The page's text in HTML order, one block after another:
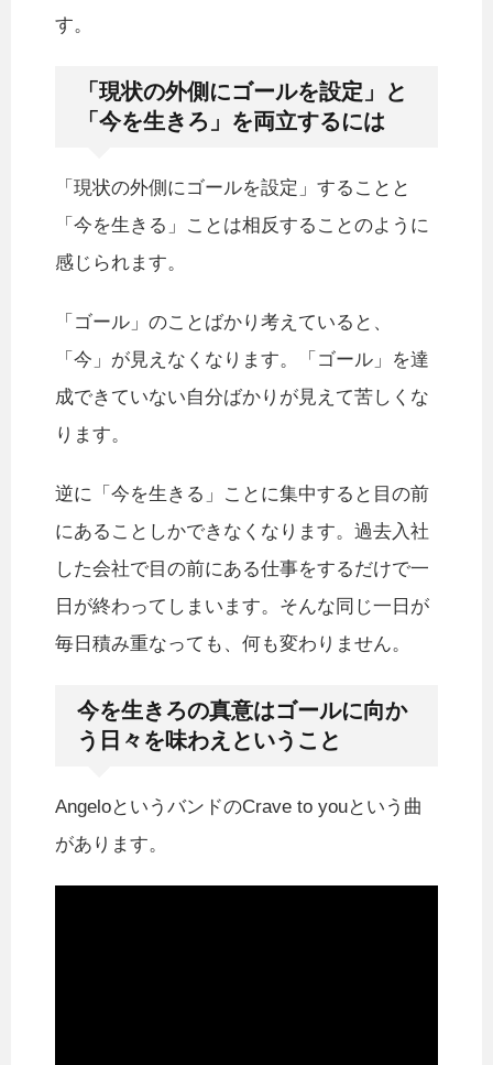
す。
「現状の外側にゴールを設定」と
「今を生きろ」を両立するには
「現状の外側にゴールを設定」することと
「今を生きる」ことは相反することのように
感じられます。
「ゴール」のことばかり考えていると、
「今」が見えなくなります。「ゴール」を達
成できていない自分ばかりが見えて苦しくな
ります。
逆に「今を生きる」ことに集中すると目の前
にあることしかできなくなります。過去入社
した会社で目の前にある仕事をするだけで一
日が終わってしまいます。そんな同じ一日が
毎日積み重なっても、何も変わりません。
今を生きろの真意はゴールに向か
う日々を味わえということ
AngeloというバンドのCrave to youという曲
があります。